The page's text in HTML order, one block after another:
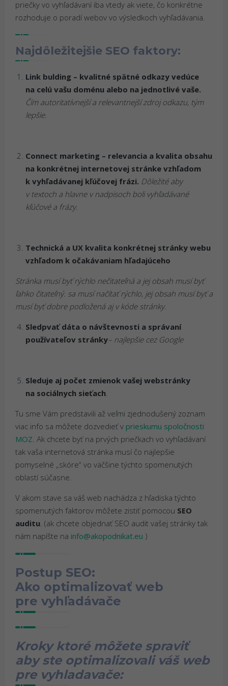
priečky vo vyhľadávaní iba vtedy ak viete, čo konkrétne
rozhoduje o poradí webov vo výsledkoch vyhľadávania.
Najdôležitejšie SEO faktory:
Link bulding – kvalitné spätné odkazy vedúce
na celú vašu doménu alebo na jednotlivé vaše.
Čím autoritatívnejší a relevantnejší zdroj odkazu, tým
lepšie.
Connect marketing – relevancia a kvalita obsahu
na konkrétnej internetovej stránke vzhľadom
k vyhľadávanej kľúčovej frázi. Dôležité aby
v textoch a hlavne v nadpisoch boli vyhľadávané
kľúčové a frázy.
Technická a UX kvalita konkrétnej stránky webu
vzhľadom k očakávaniam hľadajúceho
Stránka musí byť rýchlo nečitateľná a jej obsah musí byť
ľahko čitateľný. sa musí načítať rýchlo, jej obsah musí byť a
musí byť dobre podložená aj v kóde stránky.
Sledpvať dáta o návštevnosti a správaní
používateľov stránky– najlepšie cez Google
Sleduje aj počet zmienok vašej webstránky
na sociálnych sieťach
Tu sme Vám predstavili až veľmi zjednodušený zoznam
viac info sa môžete dozvedieť v prieskumu spoločnosti
MOZ . Ak chcete byť na prvých priečkach vo vyhľadávaní
tak vaša internetová stránka musí čo najlepšie
pomyselné „skóre“ vo väčšine týchto spomenutých
oblastí súčasne.
V akom stave sa váš web nachádza z hľadiska týchto
spomenutých faktorov môžete zistiť pomocou SEO
auditu . (ak chcete objednať SEO audit vašej stránky tak
nám napíšte na info@akopodnikat.eu )
Postup SEO:
Ako optimalizovať web
pre vyhľadávače
Kroky ktoré môžete spraviť
aby ste optimalizovali váš web
pre vyhladavače: